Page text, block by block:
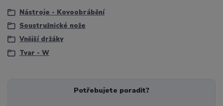
Nástroje - Kovoobrábění
Soustružnické nože
Vnější držáky
Tvar - W
Potřebujete poradit?